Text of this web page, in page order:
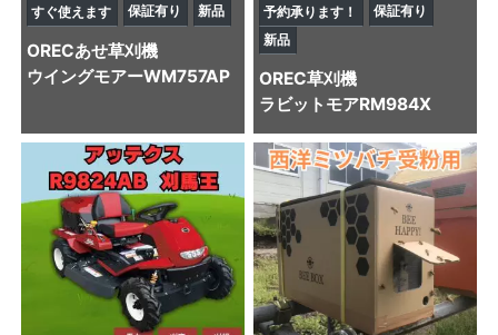
すぐ使えます 保証有り 新品
ORECあせ草刈機
ウイングモアーWM757AP
予約承ります！
保証有り
新品
OREC草刈機
ラビットモアRM984X